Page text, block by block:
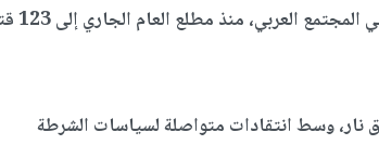
وبهذه الجريمة، وصلت
نار، وسط انتقادات متواصلة لسياسات الشرطة